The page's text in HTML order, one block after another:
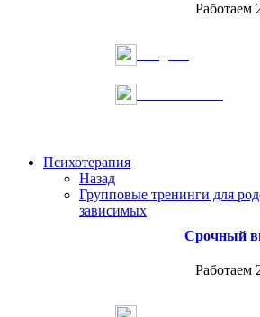
Работаем
Психотерапия
Назад
Групповые тренинги для
зависимых
Срочный
Работаем